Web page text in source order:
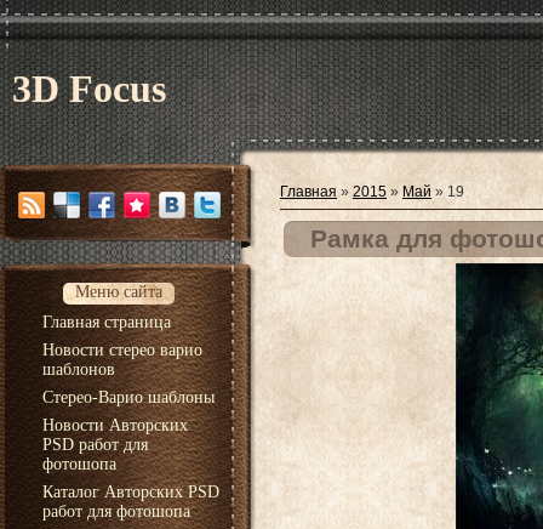
3D Focus
Меню сайта
Главная страница
Новости стерео варио
шаблонов
Стерео-Варио шаблоны
Новости Авторских
PSD работ для
фотошопа
Каталог Авторских PSD
работ для фотошопа
Главная » 2015 » Май » 19
Рамка для